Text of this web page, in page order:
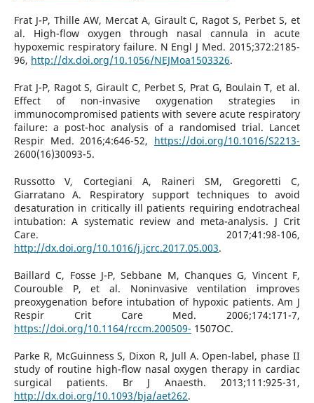
Frat J-P, Thille AW, Mercat A, Girault C, Ragot S, Perbet S, et
al. High-flow oxygen through nasal cannula in acute
hypoxemic respiratory failure. N Engl J Med. 2015;372:2185-
96, http://dx.doi.org/10.1056/NEJMoa1503326.
Frat J-P, Ragot S, Girault C, Perbet S, Prat G, Boulain T, et al.
Effect of non-invasive oxygenation strategies in
immunocompromised patients with severe acute respiratory
failure: a post-hoc analysis of a randomised trial. Lancet
Respir Med. 2016;4:646-52, https://doi.org/10.1016/S2213-
2600(16)30093-5.
Russotto V, Cortegiani A, Raineri SM, Gregoretti C,
Giarratano A. Respiratory support techniques to avoid
desaturation in critically ill patients requiring endotracheal
intubation: A systematic review and meta-analysis. J Crit
Care. 2017;41:98-106,
http://dx.doi.org/10.1016/j.jcrc.2017.05.003.
Baillard C, Fosse J-P, Sebbane M, Chanques G, Vincent F,
Courouble P, et al. Noninvasive ventilation improves
preoxygenation before intubation of hypoxic patients. Am J
Respir Crit Care Med. 2006;174:171-7,
https://doi.org/10.1164/rccm.200509- 1507OC.
Parke R, McGuinness S, Dixon R, Jull A. Open-label, phase II
study of routine high-flow nasal oxygen therapy in cardiac
surgical patients. Br J Anaesth. 2013;111:925-31,
http://dx.doi.org/10.1093/bja/aet262.